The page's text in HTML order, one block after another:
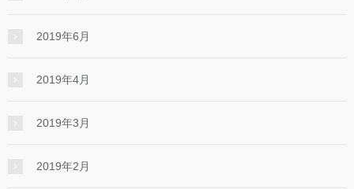
2019年6月
2019年4月
2019年3月
2019年2月